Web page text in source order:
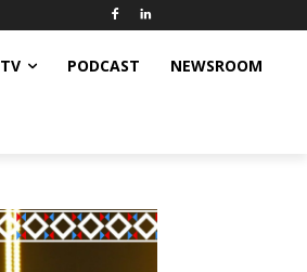
TV PODCAST NEWSROOM